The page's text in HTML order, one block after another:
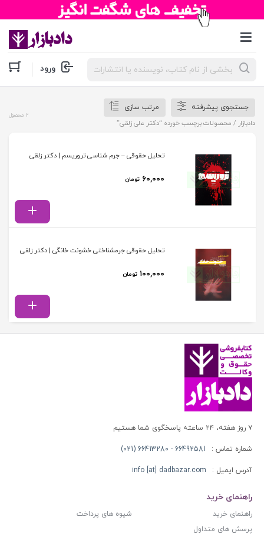
جستجوی
محصولات ورود
جستجوی پیشرفته
مرتب سازی
دادبازار / محصولات برچسب خورده “دکتر علی زلقی”
2 محصول
تحلیل حقوقی – جرم شناسی تروریسم | دکتر زلقی
۶۰,۰۰۰ تومان
تحلیل حقوقی جرمشناختی خشونت خانگی | دکتر زلقی
۱۰۰,۰۰۰ تومان
۷ روز هفته، ۲۴ ساعته پاسخگوی شما هستیم
شماره تماس : 66492581 - 66413280 (021)
آدرس ایمیل : info [at] dadbazar.com
راهنمای خرید
راهنمای خرید
شیوه های پرداخت
پرسش های متداول